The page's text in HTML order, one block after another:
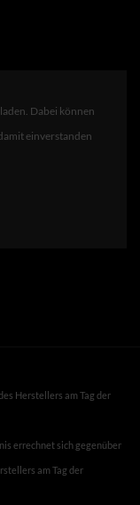
Dabei können
Herstellers am Tag der
errechnet sich gegenüber
am Tag der